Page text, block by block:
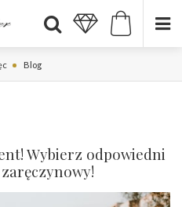
Blog
Wybierz odpowiedni